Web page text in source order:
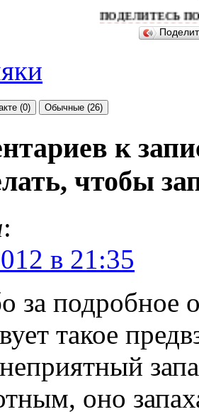
ПОДЕЛИТЕСЬ
(0) Обычные (26)
к
чтобы
:
в 21:35
за подробное
такое
оно